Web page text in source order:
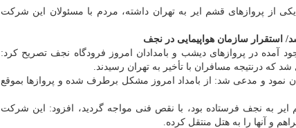
شب گذشته به علت تأخیر ۸ ساعته ای كه یكی از پروازهای قشم ایر به تهران داشته، مردم با مسئولان این شركت
استقرار سازمان هواپیمایی در نجف
آمده در پروازهای دیشب و بامدادان امروز فرودگاه نجف تصریح كرد:
كه درنتیجه مسافران با تأخیر به تهران رسیدند.
نمود و مدعی شد: از بامداد امروز مشكل برطرف شده و پروازها بموقع
ایر به نجف فرستاده بود، با نقص فنی مواجه گردید، افزود: این شركت
و آنها را به هتل منتقل كرده.